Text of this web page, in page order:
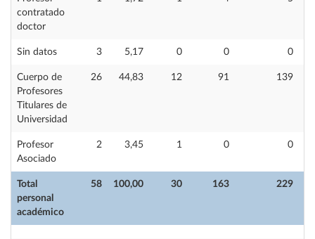
Total
personal
académico
58 100,00 30 163 229
contratado
doctor
Sin datos 3 5,17 0 0 0
Cuerpo de
Profesores
Titulares de
Universidad
26 44,83 12 91 139
Profesor
Asociado
2 3,45 1 0 0